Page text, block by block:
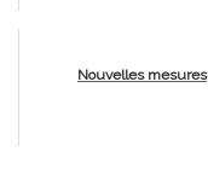
Nouvelles mesures